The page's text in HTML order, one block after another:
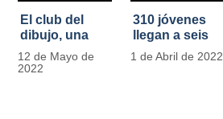
El club del
dibujo, una
apuesta para
formar
12 de Mayo de
2022
310 jóvenes
llegan a seis
unidades del
IDIPRON con
1 de Abril de 2022